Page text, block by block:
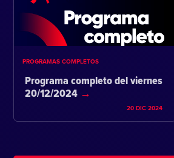
PROGRAMAS COMPLETOS
Programa completo del viernes
20/12/2024
20 DIC 2024